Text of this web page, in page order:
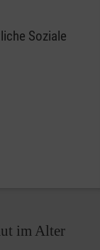
Soziale
im Alter